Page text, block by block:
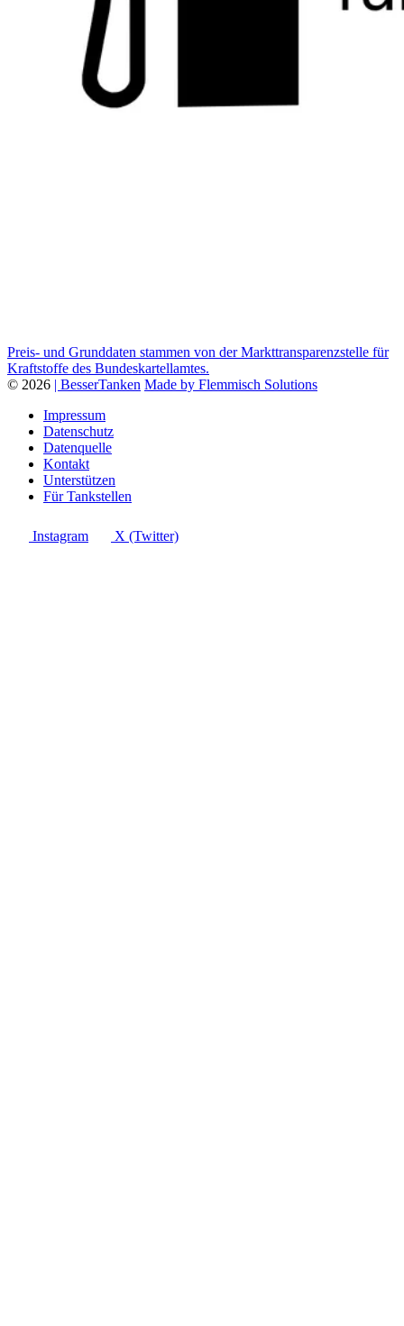
Preis- und Grunddaten stammen von der Markttransparenzstelle für
Kraftstoffe des Bundeskartellamtes.
© 2026 | BesserTanken Made by Flemmisch Solutions
Impressum
Datenschutz
Datenquelle
Kontakt
Unterstützen
Für Tankstellen
Instagram X (Twitter)